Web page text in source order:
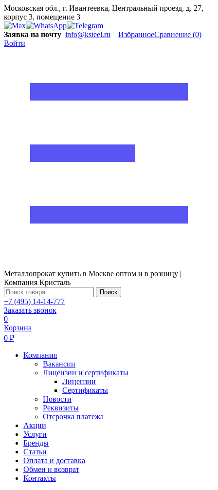
Московская обл., г. Ивантеевка, Центральный проезд, д. 27,
корпус 3, помещение 3
Заявка на почту info@ksteel.ru ИзбранноеСравнение (0)
Войти
Металлопрокат купить в Москве оптом и в розницу |
Компания Кристаль
Поиск
+7 (495) 14-14-777
Заказать звонок
0
Корзина
0 ₽
Компания
Вакансии
Лицензии и сертификаты
Лицензии
Сертификаты
Новости
Реквизиты
Отсрочка платежа
Акции
Услуги
Бренды
Статьи
Оплата и доставка
Обмен и возврат
Контакты